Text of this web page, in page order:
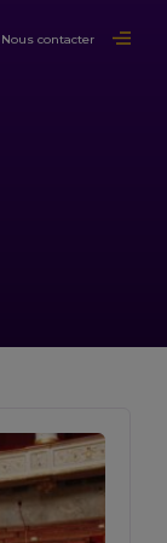
Nous contacter